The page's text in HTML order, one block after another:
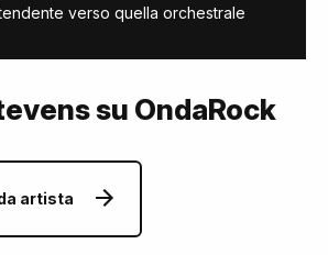
verso quella orchestrale
su OndaRock
artista